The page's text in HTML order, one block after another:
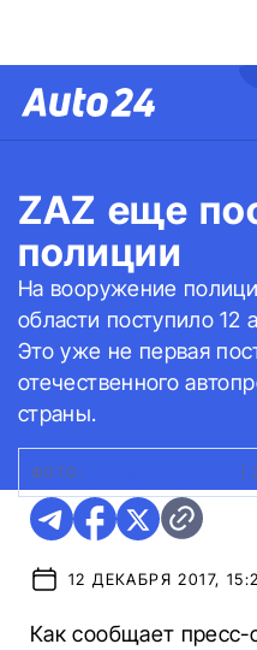
ZAZ еще
полиции
На вооружение
области поступило 12
Это уже не первая
отечественного
страны.
ФОТО:
12 ДЕКАБРЯ 2017,
Как сообщает